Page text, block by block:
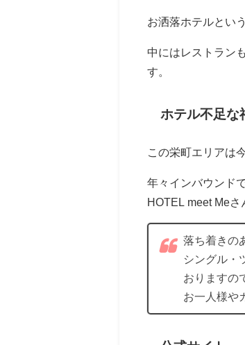
お洒落ホテルとい
中にはレストラン
す。
ホテル不足な
この栄町エリアは
年々インバウンド
HOTEL meet Me
落ち着きの
シングル・
おりますの
お一人様や